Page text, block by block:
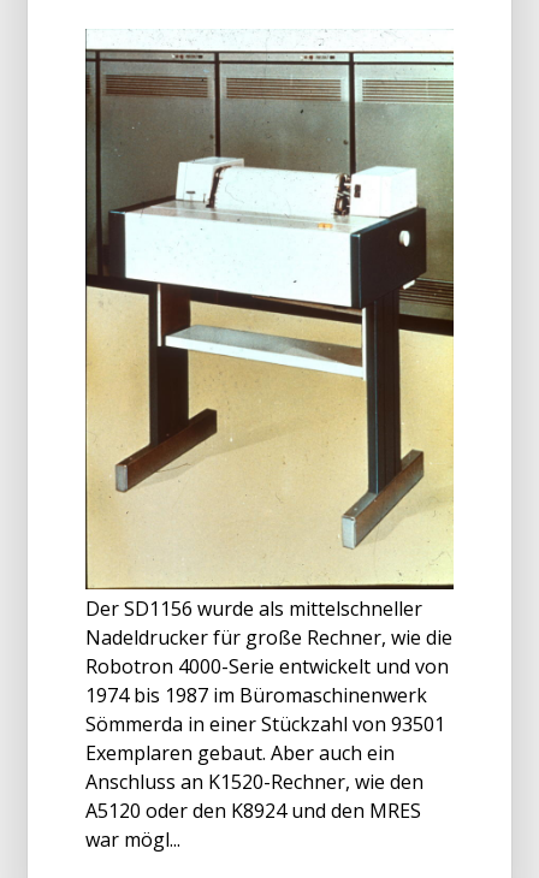
Der SD1156 wurde als mittelschneller
Nadeldrucker für große Rechner, wie die
Robotron 4000-Serie entwickelt und von
1974 bis 1987 im Büromaschinenwerk
Sömmerda in einer Stückzahl von 93501
Exemplaren gebaut. Aber auch ein
Anschluss an K1520-Rechner, wie den
A5120 oder den K8924 und den MRES
war mögl...